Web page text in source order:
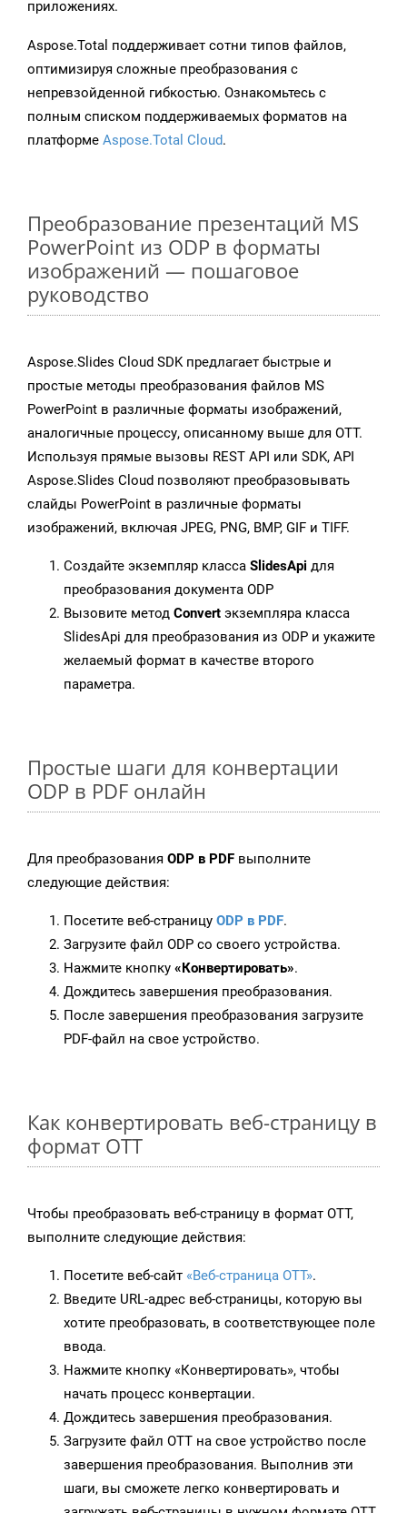
приложениях.
Aspose.Total поддерживает сотни типов файлов,
оптимизируя сложные преобразования с
непревзойденной гибкостью. Ознакомьтесь с
полным списком поддерживаемых форматов на
платформе Aspose.Total Cloud.
Преобразование презентаций MS
PowerPoint из ODP в форматы
изображений — пошаговое
руководство
Aspose.Slides Cloud SDK предлагает быстрые и
простые методы преобразования файлов MS
PowerPoint в различные форматы изображений,
аналогичные процессу, описанному выше для OTT.
Используя прямые вызовы REST API или SDK, API
Aspose.Slides Cloud позволяют преобразовывать
слайды PowerPoint в различные форматы
изображений, включая JPEG, PNG, BMP, GIF и TIFF.
Создайте экземпляр класса SlidesApi для
преобразования документа ODP
Вызовите метод Convert экземпляра класса
SlidesApi для преобразования из ODP и укажите
желаемый формат в качестве второго
параметра.
Простые шаги для конвертации
ODP в PDF онлайн
Для преобразования ODP в PDF выполните
следующие действия:
Посетите веб-страницу ODP в PDF.
Загрузите файл ODP со своего устройства.
Нажмите кнопку «Конвертировать».
Дождитесь завершения преобразования.
После завершения преобразования загрузите
PDF-файл на свое устройство.
Как конвертировать веб-страницу в
формат OTT
Чтобы преобразовать веб-страницу в формат OTT,
выполните следующие действия:
Посетите веб-сайт «Веб-страница OTT».
Введите URL-адрес веб-страницы, которую вы
хотите преобразовать, в соответствующее поле
ввода.
Нажмите кнопку «Конвертировать», чтобы
начать процесс конвертации.
Дождитесь завершения преобразования.
Загрузите файл OTT на свое устройство после
завершения преобразования. Выполнив эти
шаги, вы сможете легко конвертировать и